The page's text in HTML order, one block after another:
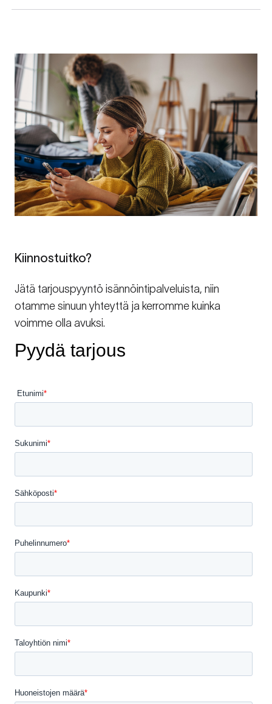
Kiinnostuitko?
Jätä tarjouspyyntö isännöintipalveluista, niin
otamme sinuun yhteyttä ja kerromme kuinka
voimme olla avuksi.